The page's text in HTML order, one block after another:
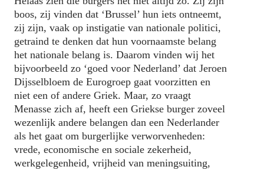
boos, zij vinden dat ‘Brussel’ hun iets ontneemt,
zij zijn, vaak op instigatie van nationale politici,
getraind te denken dat hun voornaamste belang
het nationale belang is. Daarom vinden wij het
bijvoorbeeld zo ‘goed voor Nederland’ dat Jeroen
Dijsselbloem de Eurogroep gaat voorzitten en
niet een of andere Griek. Maar, zo vraagt
Menasse zich af, heeft een Griekse burger zoveel
wezenlijk andere belangen dan een Nederlander
als het gaat om burgerlijke verworvenheden:
vrede, economische en sociale zekerheid,
werkgelegenheid, vrijheid van meningsuiting,